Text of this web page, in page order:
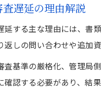
遅延の理由解説
延する主な理由には、書
しの問い合わせや追加
査基準の厳格化、管理局
認する必要があり、結